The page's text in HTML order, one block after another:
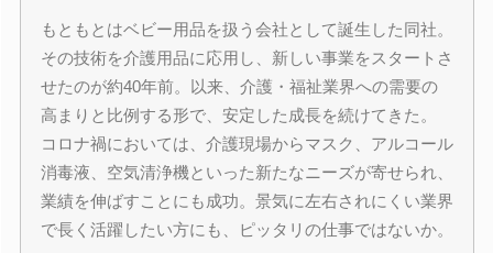
もともとはベビー用品を扱う会社として誕生した同社。
その技術を介護用品に応用し、新しい事業をスタートさ
せたのが約40年前。以来、介護・福祉業界への需要の
高まりと比例する形で、安定した成長を続けてきた。
コロナ禍においては、介護現場からマスク、アルコール
消毒液、空気清浄機といった新たなニーズが寄せられ、
業績を伸ばすことにも成功。景気に左右されにくい業界
で長く活躍したい方にも、ピッタリの仕事ではないか。